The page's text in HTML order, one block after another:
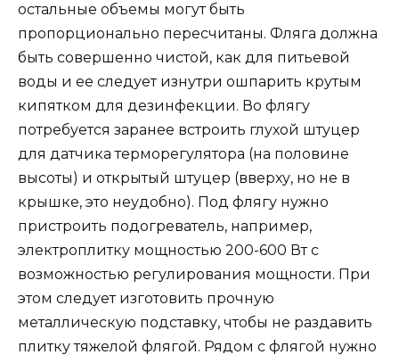
остальные объемы могут быть
пропорционально пересчитаны. Фляга должна
быть совершенно чистой, как для питьевой
воды и ее следует изнутри ошпарить крутым
кипятком для дезинфекции. Во флягу
потребуется заранее встроить глухой штуцер
для датчика терморегулятора (на половине
высоты) и открытый штуцер (вверху, но не в
крышке, это неудобно). Под флягу нужно
пристроить подогреватель, например,
электроплитку мощностью 200-600 Вт с
возможностью регулирования мощности. При
этом следует изготовить прочную
металлическую подставку, чтобы не раздавить
плитку тяжелой флягой. Рядом с флягой нужно